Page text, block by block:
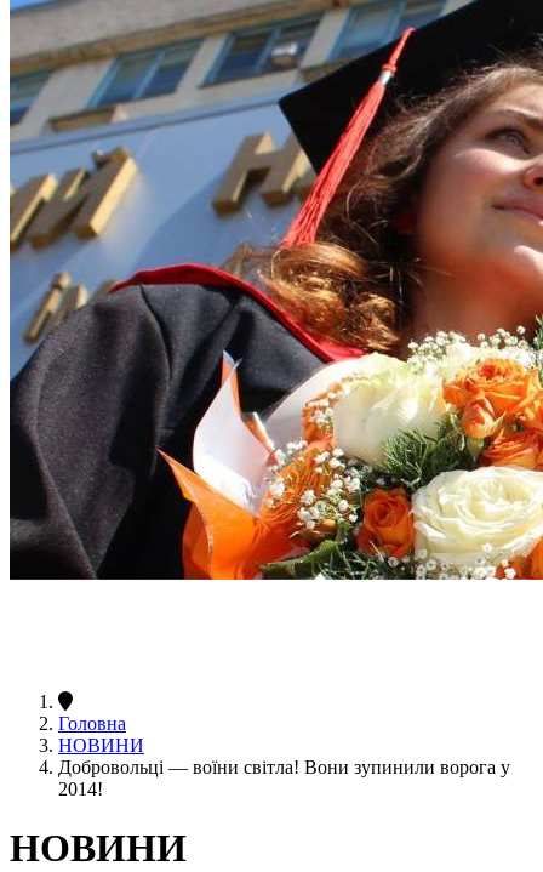
Головна
НОВИНИ
Добровольці — воїни світла! Вони зупинили ворога у
2014!
НОВИНИ